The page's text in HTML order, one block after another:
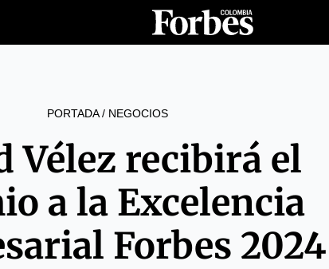
PORTADA/ NEGOCIOS
Vélez recibirá el
a la Excelencia
Forbes 2024